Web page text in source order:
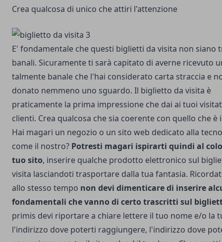
Crea qualcosa di unico che attiri l'attenzione
E' fondamentale che questi biglietti da visita non siano
banali. Sicuramente ti sarà capitato di averne ricevuto
talmente banale che l'hai considerato carta straccia e
donato nemmeno uno sguardo. Il biglietto da visita è
praticamente la prima impressione che dai ai tuoi
clienti. Crea qualcosa che sia coerente con quello che è
Hai magari un negozio o un sito web dedicato alla
come il nostro? Potresti magari ispirarti quindi al
tuo sito, inserire qualche prodotto elettronico sul
visita lasciandoti trasportare dalla tua fantasia.
allo stesso tempo non devi dimenticare di inserire
fondamentali che vanno di certo trascritti sul
primis devi riportare a chiare lettere il tuo nome e/o la
l'indirizzo dove poterti raggiungere, l'indirizzo dove